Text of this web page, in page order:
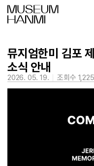
뮤지엄한미 김포
소식 안내
2026. 05. 19. 조회수 1,225